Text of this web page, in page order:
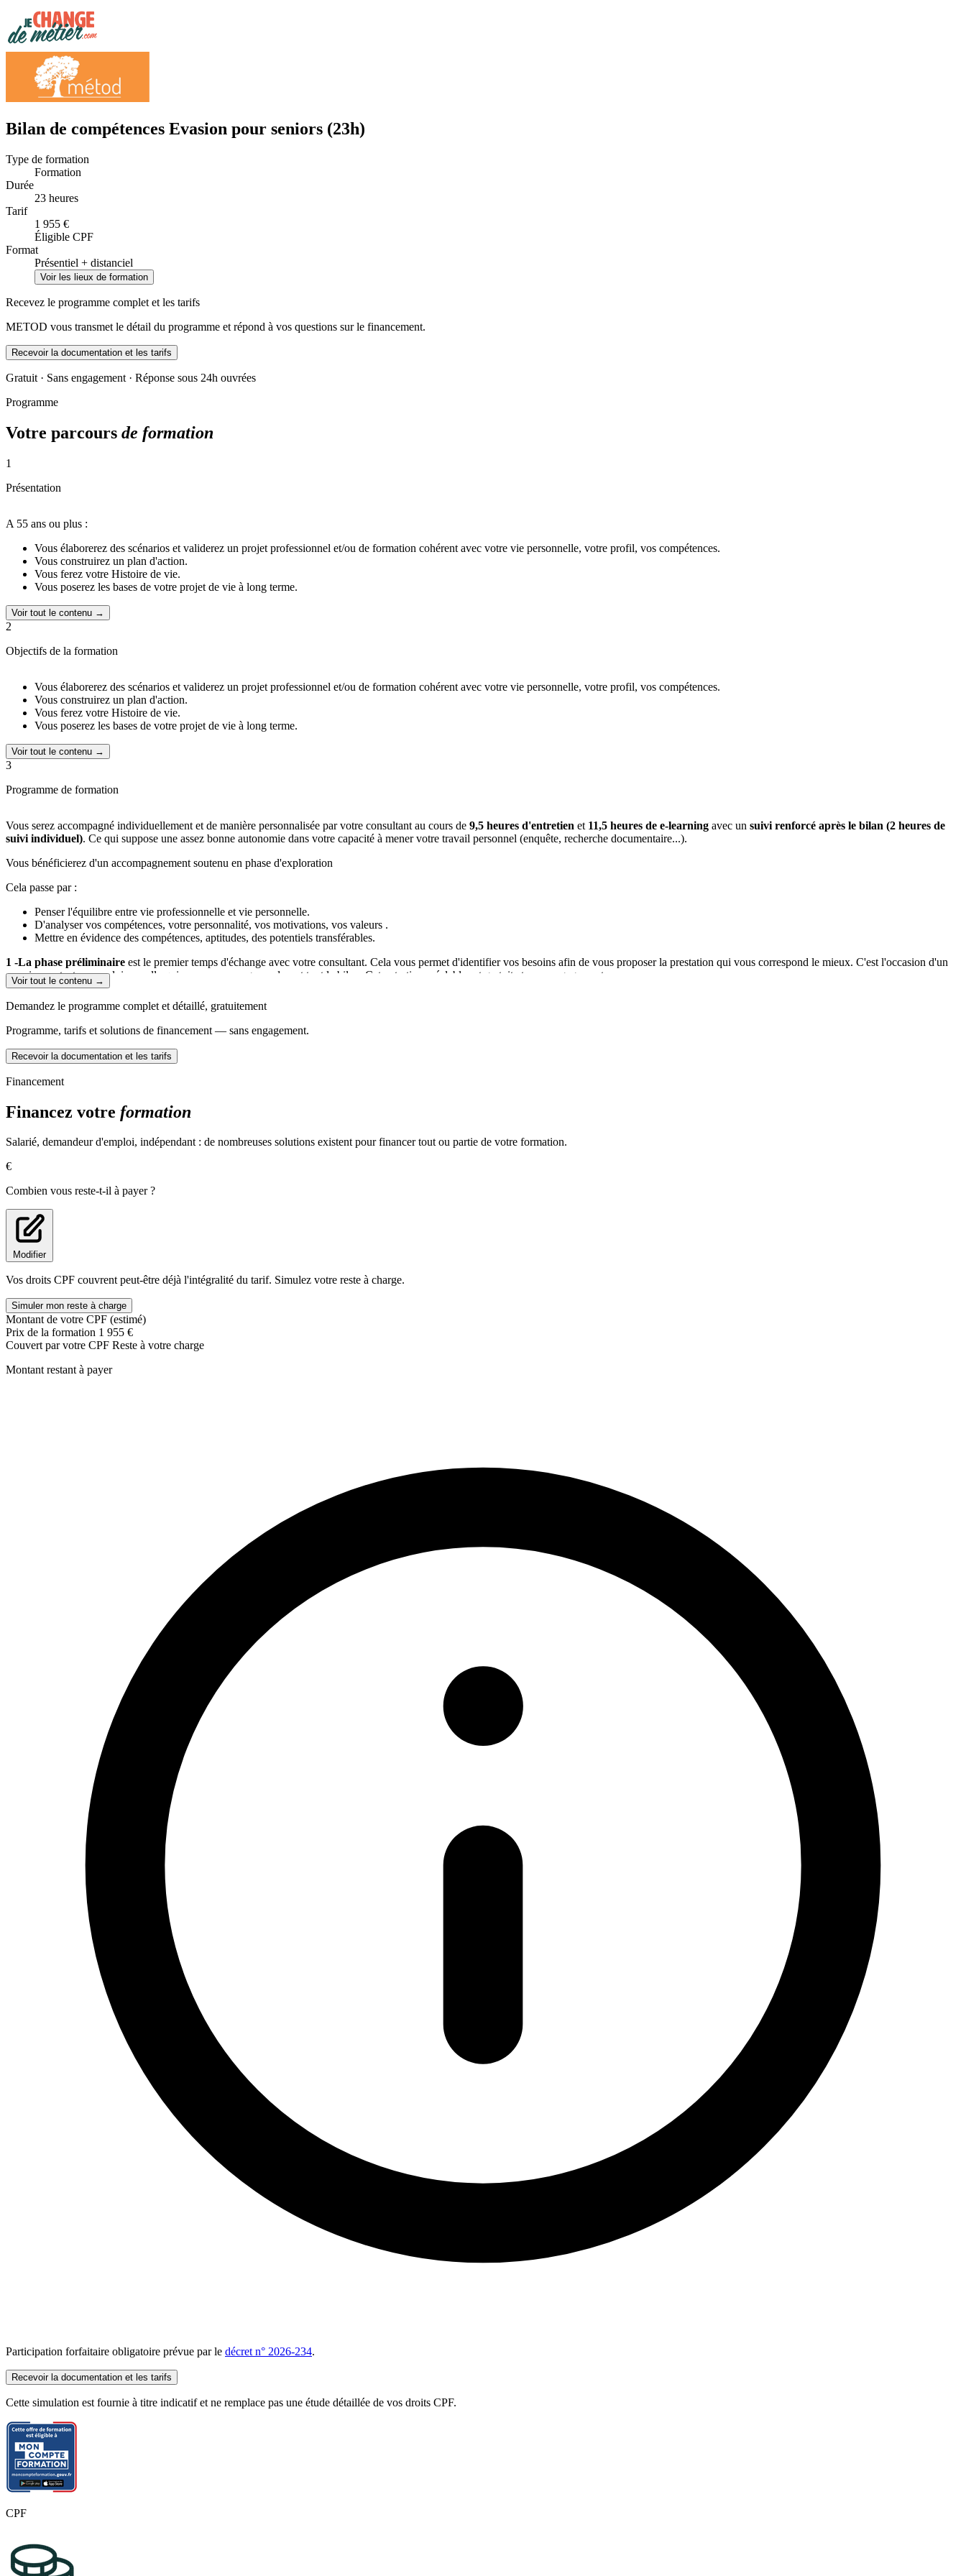
Bilan de compétences Evasion pour seniors (23h)
Type de formation
Formation
Durée
23 heures
Tarif
1 955 €
Éligible CPF
Format
Présentiel + distanciel
Voir les lieux de formation
Recevez le programme complet et les tarifs
METOD vous transmet le détail du programme et répond à vos questions sur le financement.
Recevoir la documentation et les tarifs
Gratuit · Sans engagement · Réponse sous 24h ouvrées
Programme
Votre parcours de formation
1
Présentation
A 55 ans ou plus :
Vous élaborerez des scénarios et validerez un projet professionnel et/ou de formation cohérent avec votre vie personnelle, votre profil, vos compétences.
Vous construirez un plan d'action.
Vous ferez votre Histoire de vie.
Vous poserez les bases de votre projet de vie à long terme.
Voir tout le contenu →
2
Objectifs de la formation
Vous élaborerez des scénarios et validerez un projet professionnel et/ou de formation cohérent avec votre vie personnelle, votre profil, vos compétences.
Vous construirez un plan d'action.
Vous ferez votre Histoire de vie.
Vous poserez les bases de votre projet de vie à long terme.
Voir tout le contenu →
3
Programme de formation
Vous serez accompagné individuellement et de manière personnalisée par votre consultant au cours de 9,5 heures d'entretien et 11,5 heures de e-learning avec un suivi renforcé après le bilan (2 heures de
suivi individuel). Ce qui suppose une assez bonne autonomie dans votre capacité à mener votre travail personnel (enquête, recherche documentaire...).
Vous bénéficierez d'un accompagnement soutenu en phase d'exploration
Cela passe par :
Penser l'équilibre entre vie professionnelle et vie personnelle.
D'analyser vos compétences, votre personnalité, vos motivations, vos valeurs .
Mettre en évidence des compétences, aptitudes, des potentiels transférables.
1 -La phase préliminaire est le premier temps d'échange avec votre consultant. Cela vous permet d'identifier vos besoins afin de vous proposer la prestation qui vous correspond le mieux. C'est l'occasion d'un
premier contact avec celui ou celle qui vous accompagnera durant tout le bilan. Cet entretien préalable est gratuit et sans engagement.
2- La phase d'investigation
vous permet d'élaborer des scénarios d'évolution professionnelle pour les quelques années à venir, cohérents d'une part avec la personne que vous êtes et d'autre part avec votre vie
personnelle d'aujourd'hui et d'après.
Révéler vos motivations, intérêts personnels et valeurs.
Mettre en évidence votre personnalité.
Identifier et analyser vos acquis personnels et professionnels
Découvrir les activités et les formations qui vous correspondent.
Recenser les conditions et moyens favorisant la réalisation du ou des projets professionnels
Prévoir les principales étapes des projets professionnels, dont la possibilité de bénéficier d'un entretien de suivi.
Voir tout le contenu →
Demandez le programme complet et détaillé, gratuitement
Programme, tarifs et solutions de financement — sans engagement.
Recevoir la documentation et les tarifs
Financement
Financez votre formation
Salarié, demandeur d'emploi, indépendant : de nombreuses solutions existent pour financer tout ou partie de votre formation.
€
Combien vous reste-t-il à payer ?
Modifier
Vos droits CPF couvrent peut-être déjà l'intégralité du tarif. Simulez votre reste à charge.
Simuler mon reste à charge
Montant de votre CPF (estimé)
Prix de la formation 1 955 €
Couvert par votre CPF Reste à votre charge
Montant restant à payer
Participation forfaitaire obligatoire prévue par le décret n° 2026-234.
Recevoir la documentation et les tarifs
Cette simulation est fournie à titre indicatif et ne remplace pas une étude détaillée de vos droits CPF.
CPF